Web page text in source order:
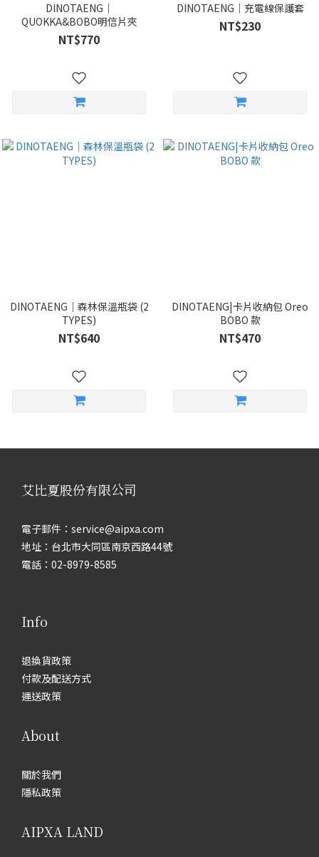
DINOTAENG｜
QUOKKA&BOBO明信片夾
NT$770
DINOTAENG｜充電線保護套
NT$230
DINOTAENG｜森林保溫瓶袋 (2
TYPES)
NT$640
DINOTAENG|卡片收納包 Oreo
BOBO 款
NT$470
艾比夏股份有限公司
電子郵件：service@aipxa.com
地址：台北市大同區南京西路44號
電話：02-8979-8585
Info
退換貨政策
付款及配送方式
運送政策
About
關於我們
隱私政策
AIPXA LAND